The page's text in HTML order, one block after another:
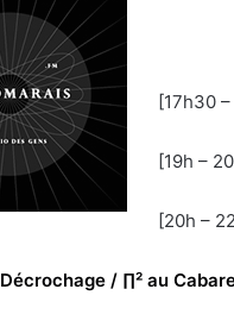
[17h30 –
[19h –
[20h –
Décrochage / ∏² au